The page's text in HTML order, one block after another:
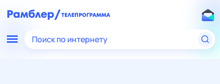
Поиск по интернету